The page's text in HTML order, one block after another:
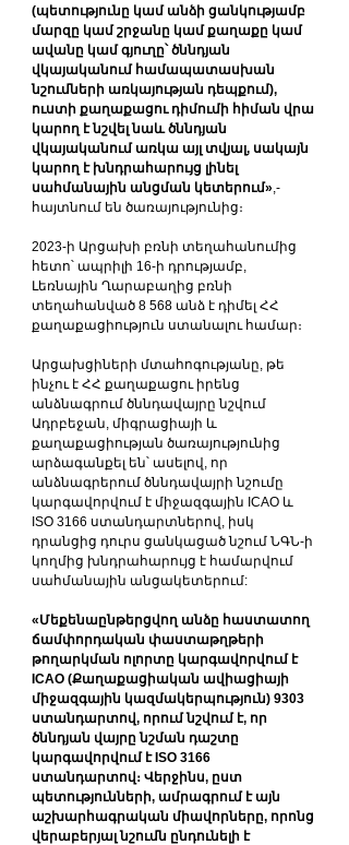
(պետությունը կամ անձի ցանկությամբ
մարզը կամ շրջանը կամ քաղաքը կամ
ավանը կամ գյուղը՝ ծննդյան
վկայականում համապատասխան
նշումների առկայության դեպքում),
ուստի քաղաքացու դիմումի հիման վրա
կարող է նշվել նաև ծննդյան
վկայականում առկա այլ տվյալ, սակայն
կարող է խնդրահարույց լինել
սահմանային անցման կետերում»,-
հայտնում են ծառայությունից։
2023-ի Արցախի բռնի տեղահանումից
հետո՝ ապրիլի 16-ի դրությամբ,
Լեռնային Ղարաբաղից բռնի
տեղահանված 8 568 անձ է դիմել ՀՀ
քաղաքացիություն ստանալու համար։
Արցախցիների մտահոգությանը, թե
ինչու է ՀՀ քաղաքացու իրենց
անձնագրում ծննդավայրը նշվում
Ադրբեջան, միգրացիայի և
քաղաքացիության ծառայությունից
արձագանքել են՝ ասելով, որ
անձնագրերում ծննդավայրի նշումը
կարգավորվում է միջազգային ICAO և
ISO 3166 ստանդարտներով, իսկ
դրանցից դուրս ցանկացած նշում ՆԳՆ-ի
կողմից խնդրահարույց է համարվում
սահմանային անցակետերում:
«Մեքենաընթերցվող անձը հաստատող
ճամփորդական փաստաթղթերի
թողարկման ոլորտը կարգավորվում է
ICAO (Քաղաքացիական ավիացիայի
միջազգային կազմակերպություն) 9303
ստանդարտով, որում նշվում է, որ
ծննդյան վայրը նշման դաշտը
կարգավորվում է ISO 3166
ստանդարտով։ Վերջինս, ըստ
պետությունների, ամրագրում է այն
աշխարհագրական միավորները, որոնց
վերաբերյալ նշումն ընդունելի է